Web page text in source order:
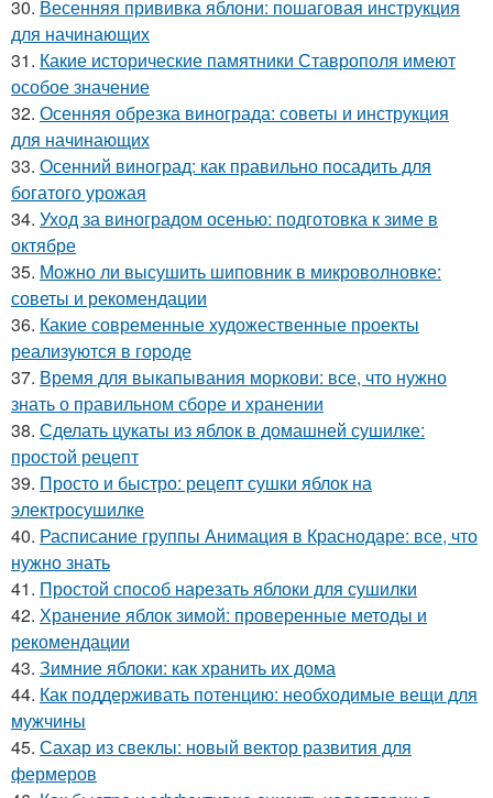
30. Весенняя прививка яблони: пошаговая инструкция
для начинающих
31. Какие исторические памятники Ставрополя имеют
особое значение
32. Осенняя обрезка винограда: советы и инструкция
для начинающих
33. Осенний виноград: как правильно посадить для
богатого урожая
34. Уход за виноградом осенью: подготовка к зиме в
октябре
35. Можно ли высушить шиповник в микроволновке:
советы и рекомендации
36. Какие современные художественные проекты
реализуются в городе
37. Время для выкапывания моркови: все, что нужно
знать о правильном сборе и хранении
38. Сделать цукаты из яблок в домашней сушилке:
простой рецепт
39. Просто и быстро: рецепт сушки яблок на
электросушилке
40. Расписание группы Анимация в Краснодаре: все, что
нужно знать
41. Простой способ нарезать яблоки для сушилки
42. Хранение яблок зимой: проверенные методы и
рекомендации
43. Зимние яблоки: как хранить их дома
44. Как поддерживать потенцию: необходимые вещи для
мужчины
45. Сахар из свеклы: новый вектор развития для
фермеров